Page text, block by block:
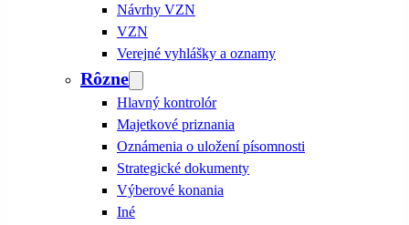
Návrhy VZN
VZN
Verejné vyhlášky a oznamy
Rôzne
Hlavný kontrolór
Majetkové priznania
Oznámenia o uložení písomnosti
Strategické dokumenty
Výberové konania
Iné